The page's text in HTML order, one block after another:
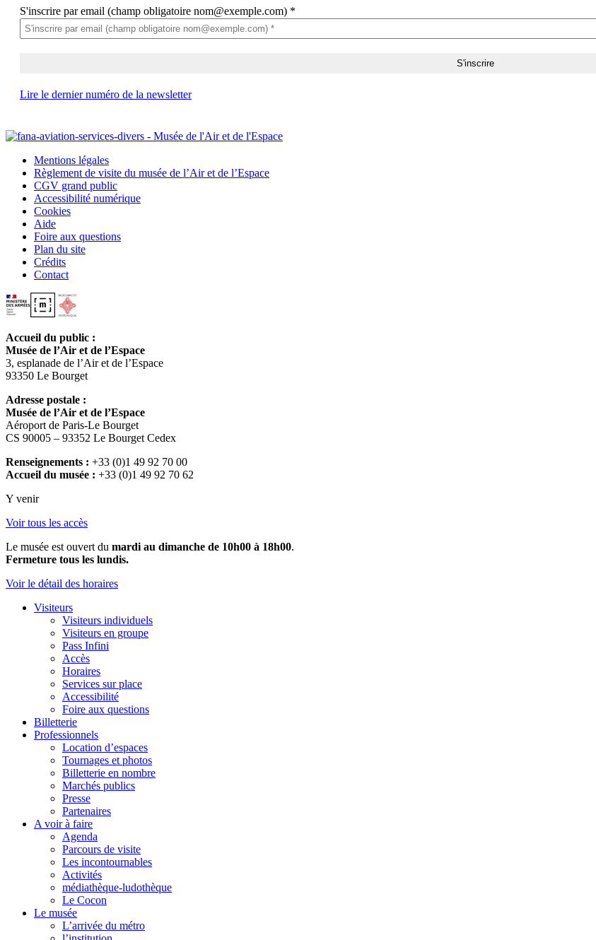
S'inscrire par email (champ obligatoire nom@exemple.com) *
Lire le dernier numéro de la newsletter
Mentions légales
Règlement de visite du musée de l’Air et de l’Espace
CGV grand public
Accessibilité numérique
Cookies
Aide
Foire aux questions
Plan du site
Crédits
Contact
Accueil du public :
Musée de l’Air et de l’Espace
3, esplanade de l’Air et de l’Espace
93350 Le Bourget
Adresse postale :
Musée de l’Air et de l’Espace
Aéroport de Paris-Le Bourget
CS 90005 – 93352 Le Bourget Cedex
Renseignements : +33 (0)1 49 92 70 00
Accueil du musée : +33 (0)1 49 92 70 62
Y venir
Voir tous les accès
Le musée est ouvert du mardi au dimanche de 10h00 à 18h00.
Fermeture tous les lundis.
Voir le détail des horaires
Visiteurs
Visiteurs individuels
Visiteurs en groupe
Pass Infini
Accès
Horaires
Services sur place
Accessibilité
Foire aux questions
Billetterie
Professionnels
Location d’espaces
Tournages et photos
Billetterie en nombre
Marchés publics
Presse
Partenaires
A voir à faire
Agenda
Parcours de visite
Les incontournables
Activités
médiathèque-ludothèque
Le Cocon
Le musée
L’arrivée du métro